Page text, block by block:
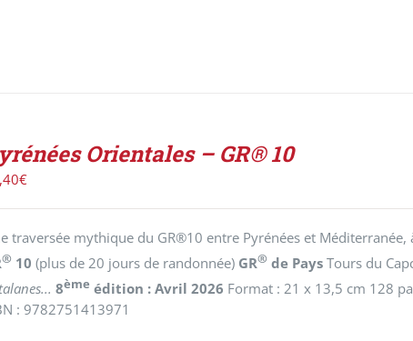
Orientales – GR® 10
€
traversée mythique du GR®10 entre Pyrénées et
® 10(plus de 20 jours de randonnée) GR® de Pays Tours du
8ème édition : Avril 2026 Format : 21 x 13,5 cm 128
: 9782751413971